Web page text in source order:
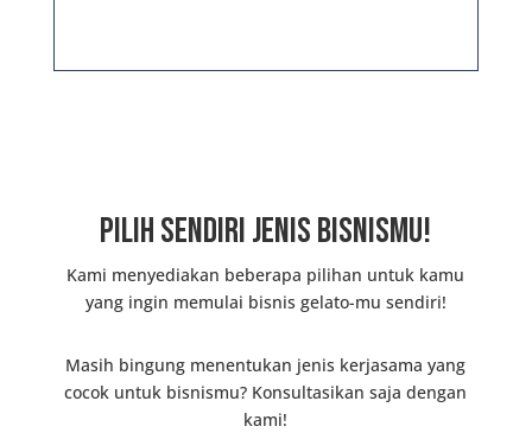
Pilih Sendiri Jenis Bisnismu!
Kami menyediakan beberapa pilihan untuk kamu
yang ingin memulai bisnis gelato-mu sendiri!
Masih bingung menentukan jenis kerjasama yang
cocok untuk bisnismu? Konsultasikan saja dengan
kami!